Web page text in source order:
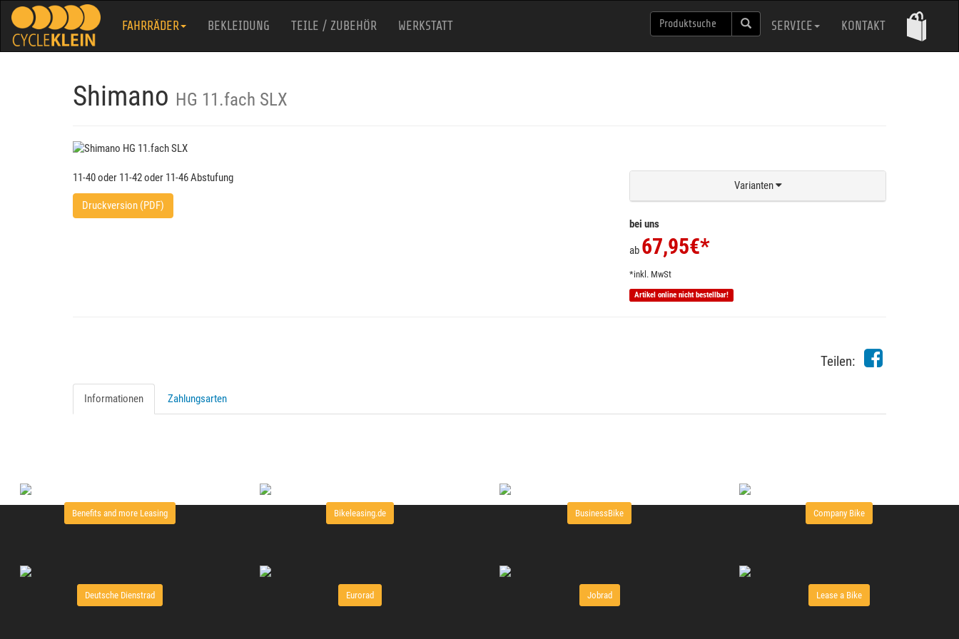
FAHRRÄDER BEKLEIDUNG TEILE / ZUBEHÖR WERKSTATT SERVICE KONTAKT
Shimano HG 11.fach SLX
11-40 oder 11-42 oder 11-46 Abstufung
Druckversion (PDF)
Varianten
bei uns
ab 67,95€*
*inkl. MwSt
Artikel online nicht bestellbar!
Teilen:
Informationen Zahlungsarten
Benefits and more Leasing Bikeleasing.de BusinessBike Company Bike
Deutsche Dienstrad Eurorad Jobrad Lease a Bike